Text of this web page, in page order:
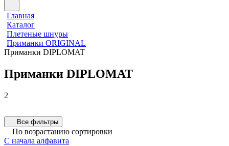
Главная
Каталог
Плетеные шнуры
Приманки ORIGINAL
Приманки DIPLOMAT
Приманки DIPLOMAT
2
1 товар
1 товар
Все фильтры
По возрастанию сортировки
С начала алфавита